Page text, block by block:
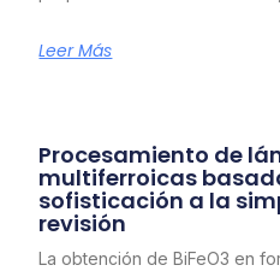
Leer Más
Procesamiento de
multiferroicas
sofisticación a la
revisión
La obtención de BiFeO3 en